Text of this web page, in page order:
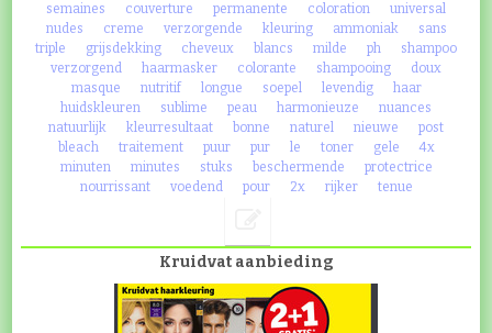
semaines
couverture permanente coloration
universal
nudes
creme verzorgende kleuring ammoniak
sans
triple
grijsdekking cheveux blancs milde ph
shampoo
verzorgend
haarmasker colorante shampooing
doux
masque
nutritif longue soepel levendig
haar
huidskleuren
sublime peau harmonieuze
nuances
natuurlijk
kleurresultaat bonne naturel nieuwe
post
bleach
traitement puur pur le toner gele
4x
minuten
minutes stuks beschermende
protectrice
nourrissant
voedend pour 2x rijker tenue
Kruidvat aanbieding